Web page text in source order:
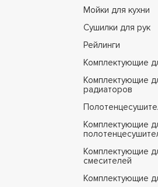
Мойки для кухни
Сушилки для рук
Рейлинги
Комплектующие
Комплектующие
радиаторов
Комплектующие
Комплектующие
смесителей
Комплектующие